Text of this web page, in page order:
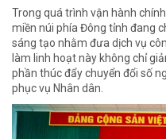
Trong quá trình vận hành
miền núi phía Đông tỉnh đang
sáng tạo nhằm đưa dịch vụ
làm linh hoạt này không chỉ
phần thúc đẩy chuyển đổi số
phục vụ Nhân dân.